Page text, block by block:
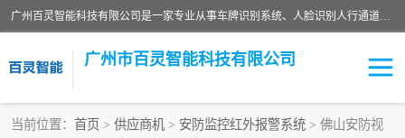
广州百灵智能科技有限公司是一家专业从事车牌识别系统、人脸识别人行通道、安防监控交通设施、停车场智能管理系统、停车场云平台、车牌识别一体机、自动道闸、通道设备、交通设施及交通划线等产品研发、生产和销售的高新技术企业。
广州市百灵智能科技有限公司
当前位置： 首页 > 供应商机 > 安防监控红外报警系统 > 佛山安防视